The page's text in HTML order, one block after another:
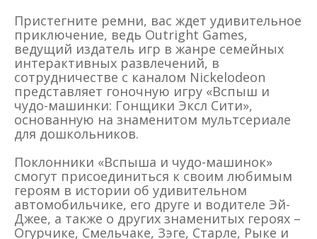
Пристегните ремни, вас ждет удивительное
приключение, ведь Outright Games,
ведущий издатель игр в жанре семейных
интерактивных развлечений, в
сотрудничестве с каналом Nickelodeon
представляет гоночную игру «Вспыш и
чудо-машинки: Гонщики Эксл Сити»,
основанную на знаменитом мультсериале
для дошкольников.
Поклонники «Вспыша и чудо-машинок»
смогут присоединиться к своим любимым
героям в истории об удивительном
автомобильчике, его друге и водителе Эй-
Джее, а также о других знаменитых героях –
Огурчике, Смельчаке, Зэге, Старле, Рыке и